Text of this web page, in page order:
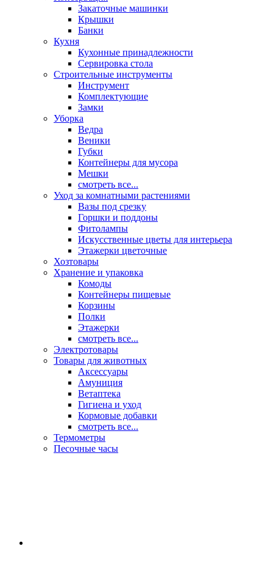
Закаточные машинки
Крышки
Банки
Кухня
Кухонные принадлежности
Сервировка стола
Строительные инструменты
Инструмент
Комплектующие
Замки
Уборка
Ведра
Веники
Губки
Контейнеры для мусора
Мешки
смотреть все...
Уход за комнатными растениями
Вазы под срезку
Горшки и поддоны
Фитолампы
Искусственные цветы для интерьера
Этажерки цветочные
Хозтовары
Хранение и упаковка
Комоды
Контейнеры пищевые
Корзины
Полки
Этажерки
смотреть все...
Электротовары
Товары для животных
Аксессуары
Амуниция
Ветаптека
Гигиена и уход
Кормовые добавки
смотреть все...
Термометры
Песочные часы